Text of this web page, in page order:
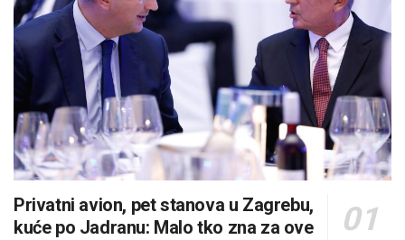
Privatni avion, pet stanova u Zagrebu,
kuće po Jadranu: Malo tko zna za ove